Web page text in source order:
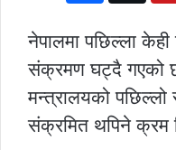
नेपालमा पछिल्ला केही
संक्रमण घट्दै गएको
मन्त्रालयको पछिल्लो
संक्रमित थपिने क्रम